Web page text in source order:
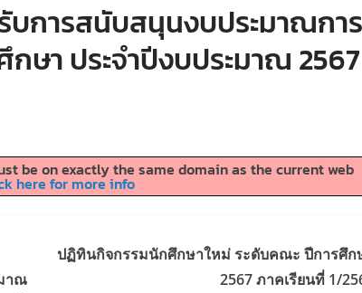
บการสนับสนุนงบประมาณการ
า ประจำปีงบประมาณ 2567
be on exactly the same domain as the current web
here for more info
าณ
ปฏิทินกิจกรรมนักศึกษาใหม่ ระดับคณะ ปีการศึก
2567 ภาคเรียนที่ 1/